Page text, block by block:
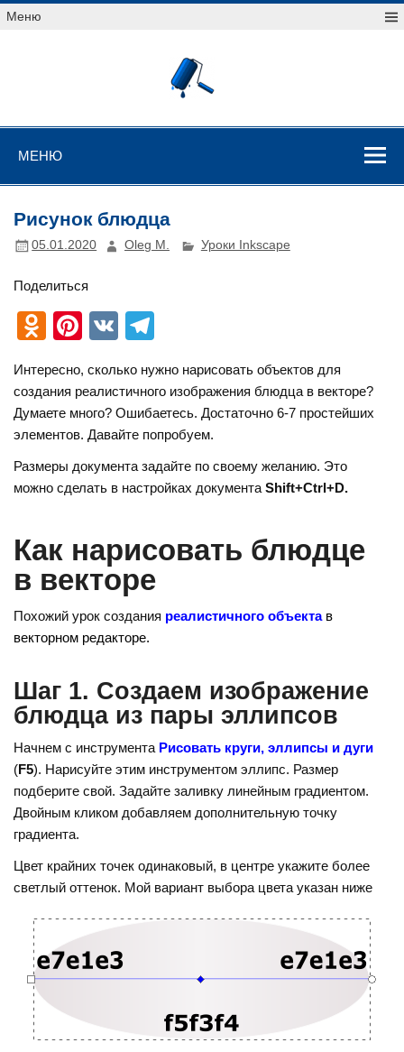
Перейти
Меню
графики
МЕНЮ
Рисунок блюдца
05.01.2020 Oleg M. Уроки Inkscape
Поделиться
O
n
o
kl
a
ss
ki
Pi
er
e
st
V
e
gr
a
m
Интересно, сколько нужно нарисовать объектов для
создания реалистичного изображения блюдца в векторе?
Думаете много? Ошибаетесь. Достаточно 6-7 простейших
элементов. Давайте попробуем.
Размеры документа задайте по своему желанию. Это
можно сделать в настройках документаShift+Ctrl+D.
Как нарисовать блюдце
в векторе
Похожий урок создания реалистичного объекта в
векторном редакторе.
Шаг 1. Создаем изображение
блюдца из пары эллипсов
Начнем с инструмента Рисовать круги, эллипсы и дуги
(F5). Нарисуйте этим инструментом эллипс. Размер
подберите свой. Задайте заливку линейным градиентом.
Двойным кликом добавляем дополнительную точку
градиента.
Цвет крайних точек одинаковый, в центре укажите более
светлый оттенок. Мой вариант выбора цвета указан ниже